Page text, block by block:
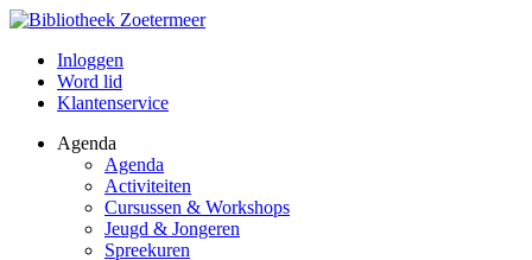
Inloggen
Word lid
Klantenservice
Agenda
Agenda
Activiteiten
Cursussen & Workshops
Jeugd & Jongeren
Spreekuren